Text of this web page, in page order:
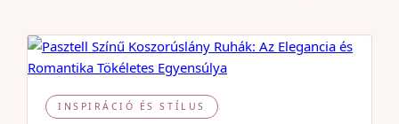
INSPIRÁCIÓ ÉS STÍLUS